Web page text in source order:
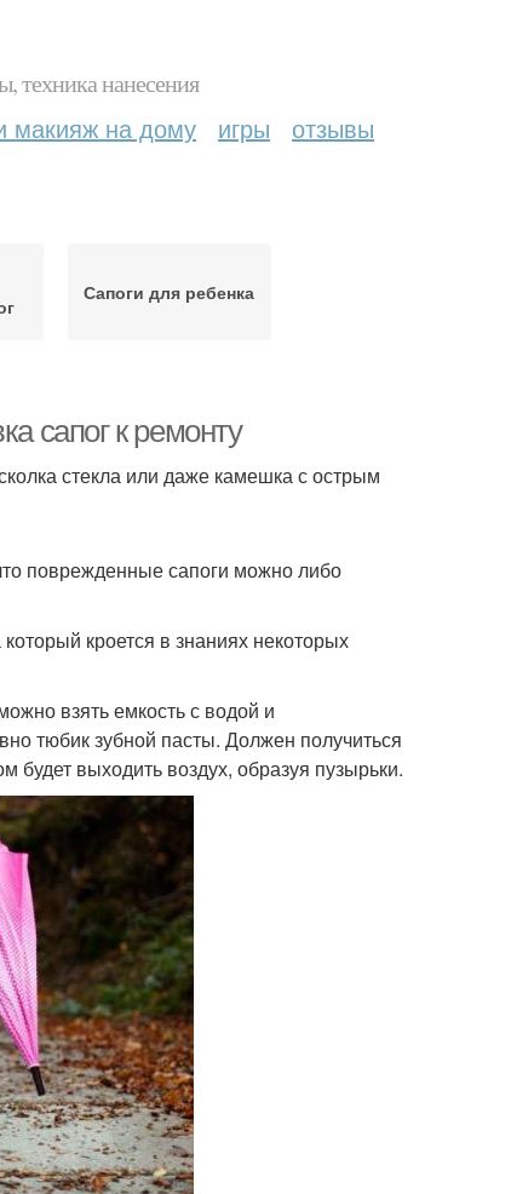
техника нанесения
макияж на дому игры отзывы
Сапоги для ребенка
сапог к ремонту
стекла или даже камешка с острым
поврежденные сапоги можно либо
кроется в знаниях некоторых
взять емкость с водой и
тюбик зубной пасты. Должен получиться
будет выходить воздух, образуя пузырьки.